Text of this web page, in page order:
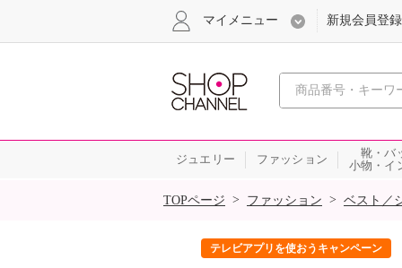
マイメニュー 新規会員登録
ジュエリー ファッション
靴・バ
小物・イ
SALE
TOPページ > ファッション > ベスト／
テレビアプリを使おうキャンペーン